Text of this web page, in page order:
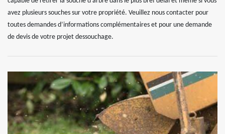
avez plusieurs souches sur votre propriété. Veuillez nous contacter pour
toutes demandes d’informations complémentaires et pour une demande
de devis de votre projet dessouchage.